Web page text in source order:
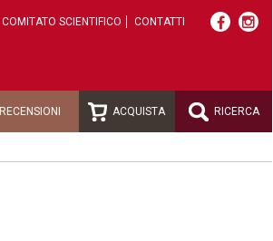
COMITATO SCIENTIFICO CONTATTI
RECENSIONI ACQUISTA RICERCA